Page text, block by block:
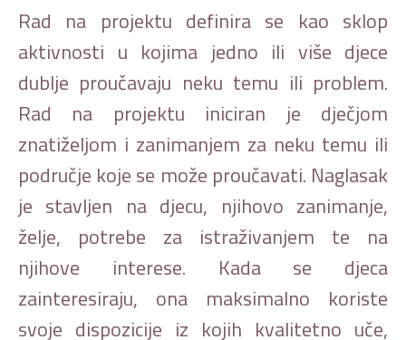
Rad na projektu definira se kao sklop
aktivnosti u kojima jedno ili više djece
dublje proučavaju neku temu ili problem.
Rad na projektu iniciran je dječjom
znatiželjom i zanimanjem za neku temu ili
područje koje se može proučavati. Naglasak
je stavljen na djecu, njihovo zanimanje,
želje, potrebe za istraživanjem te na
njihove interese. Kada se djeca
zainteresiraju, ona maksimalno koriste
svoje dispozicije iz kojih kvalitetno uče,